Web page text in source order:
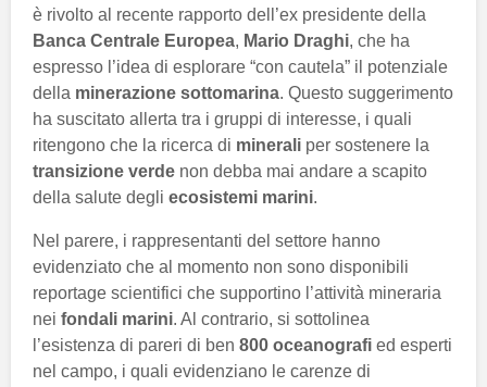
è rivolto al recente rapporto dell’ex presidente della
Banca Centrale Europea, Mario Draghi, che ha
espresso l’idea di esplorare “con cautela” il potenziale
della minerazione sottomarina. Questo suggerimento
ha suscitato allerta tra i gruppi di interesse, i quali
ritengono che la ricerca di minerali per sostenere la
transizione verde non debba mai andare a scapito
della salute degli ecosistemi marini.
Nel parere, i rappresentanti del settore hanno
evidenziato che al momento non sono disponibili
reportage scientifici che supportino l’attività mineraria
nei fondali marini. Al contrario, si sottolinea
l’esistenza di pareri di ben 800 oceanografi ed esperti
nel campo, i quali evidenziano le carenze di